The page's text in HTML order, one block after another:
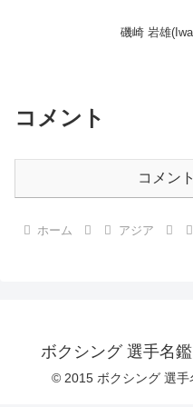
磯崎 岩雄
コメント
コメン
ホーム アジア
ボクシング 選手名
© 2015 ボクシング 選